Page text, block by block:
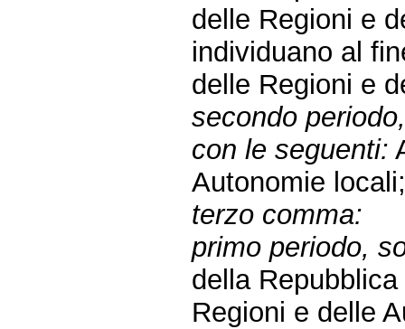
delle Regioni e
individuano al
delle Regioni e
secondo
con le seguenti:
Autonomie
terzo comma:
primo periodo,
della
Regioni e delle